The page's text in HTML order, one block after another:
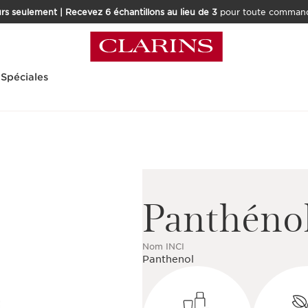
seulement | Recevez 6 échantillons au lieu de 3pour toute
Nom INCI
Panthenol